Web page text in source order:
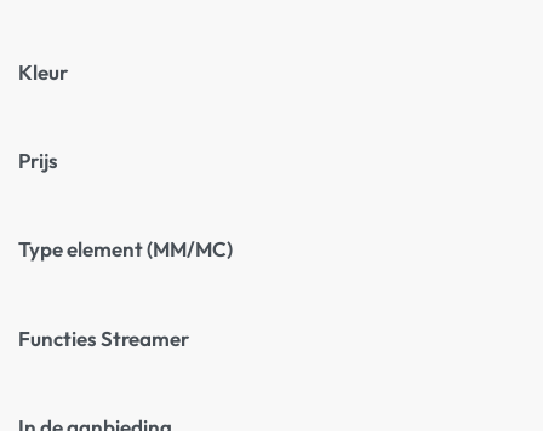
Kleur
Prijs
Type element (MM/MC)
Functies Streamer